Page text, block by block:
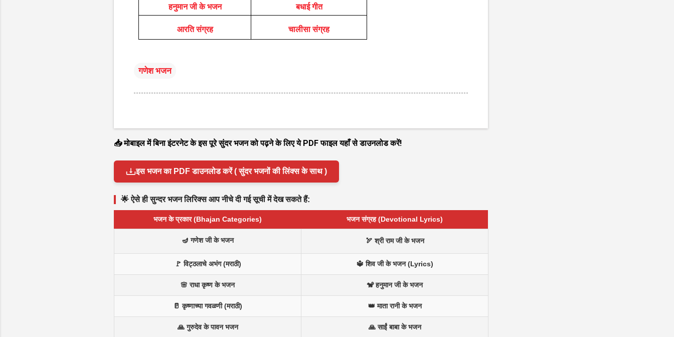
हनुमान जी के भजन बधाई गीत
आरति संग्रह चालीसा संग्रह
गणेश भजन
📥 मोबाइल में बिना इंटरनेट के इस पूरे सुंदर भजन को पढ़ने के लिए ये PDF फाइल यहाँ से डाउनलोड करें!
इस भजन का PDF डाउनलोड करें ( सुंदर भजनों की लिंक्स के साथ )
🌟 ऐसे ही सुन्दर भजन लिरिक्स आप नीचे दी गई सूची में देख सकते हैं:
भजन के प्रकार (Bhajan Categories) भजन संग्रह (Devotional Lyrics)
🪔 गणेश जी के भजन 🏹 श्री राम जी के भजन
🚩 विट्ठलाचे अभंग (मराठी) 🔱 शिव जी के भजन (Lyrics)
🌸 राधा कृष्ण के भजन 🐒 हनुमान जी के भजन
🥛 कृष्णाच्या गवळणी (मराठी) 👑 माता रानी के भजन
🙏 गुरुदेव के पावन भजन 🙏 साईं बाबा के भजन